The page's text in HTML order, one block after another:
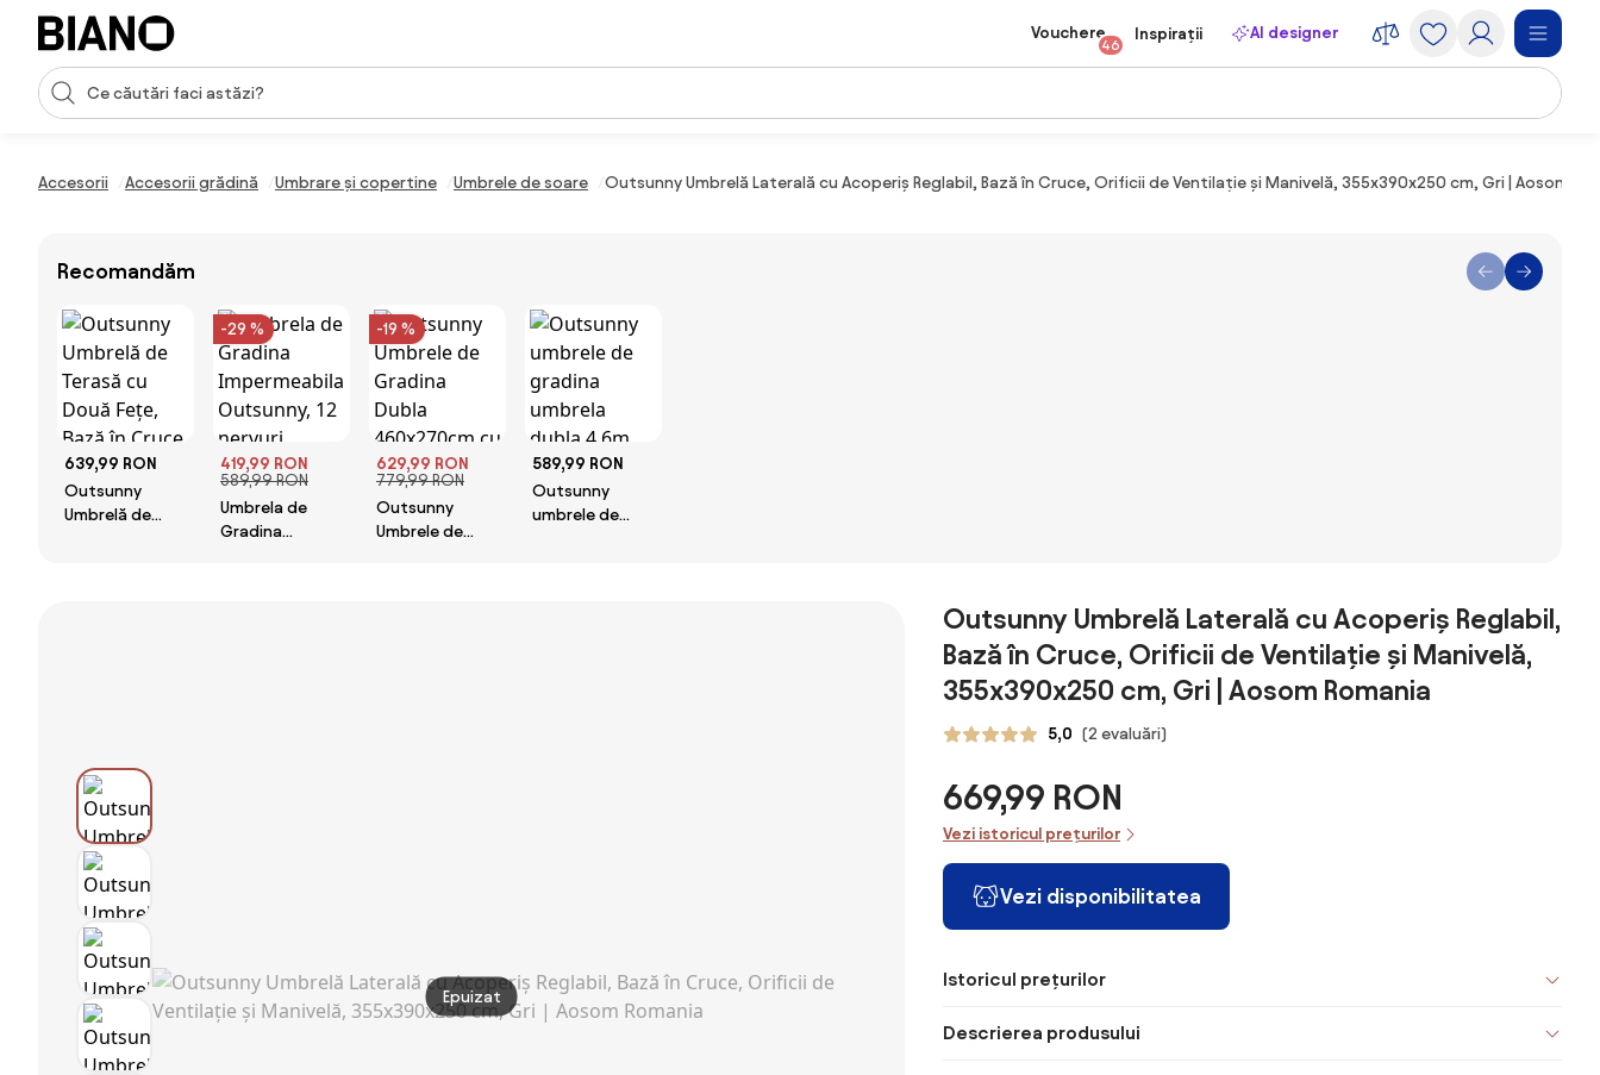
Sari peste navigare, accesează conținutul
Introducerea căutării
Vouchere
46
Inspirații AI designer
Accesorii Accesorii grădină Umbrare și copertine Umbrele de soare Outsunny Umbrelă Laterală cu Acoperiș Reglabil, Bază în Cruce, Orificii de Ventilație și Manivelă, 355x390x250 cm, Gri | Aosom
Recomandăm
639,99 RON
Outsunny
Umbrelă de
-29 %
419,99 RON
589,99 RON
Umbrela de
Gradina
-19 %
629,99 RON
779,99 RON
Outsunny
Umbrele de
589,99 RON
Outsunny
umbrele de
Epuizat
Outsunny Umbrelă Laterală cu Acoperiș Reglabil,
Bază în Cruce, Orificii de Ventilație și Manivelă,
355x390x250 cm, Gri | Aosom Romania
5,0 (2 evaluări)
669,99 RON
Vezi istoricul prețurilor
Vezi disponibilitatea
Istoricul prețurilor
Descrierea produsului